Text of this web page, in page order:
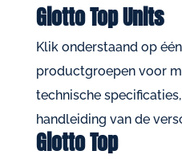
Giotto Top Units
Klik onderstaand op
productgroepen voor
technische
handleiding van de
Giotto Top